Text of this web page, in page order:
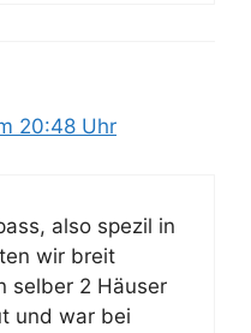
20:48 Uhr
also spezil in
wir breit
selber 2 Häuser
und war bei